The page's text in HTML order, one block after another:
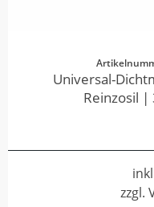
Universal-
Reinzosil |
zzgl.